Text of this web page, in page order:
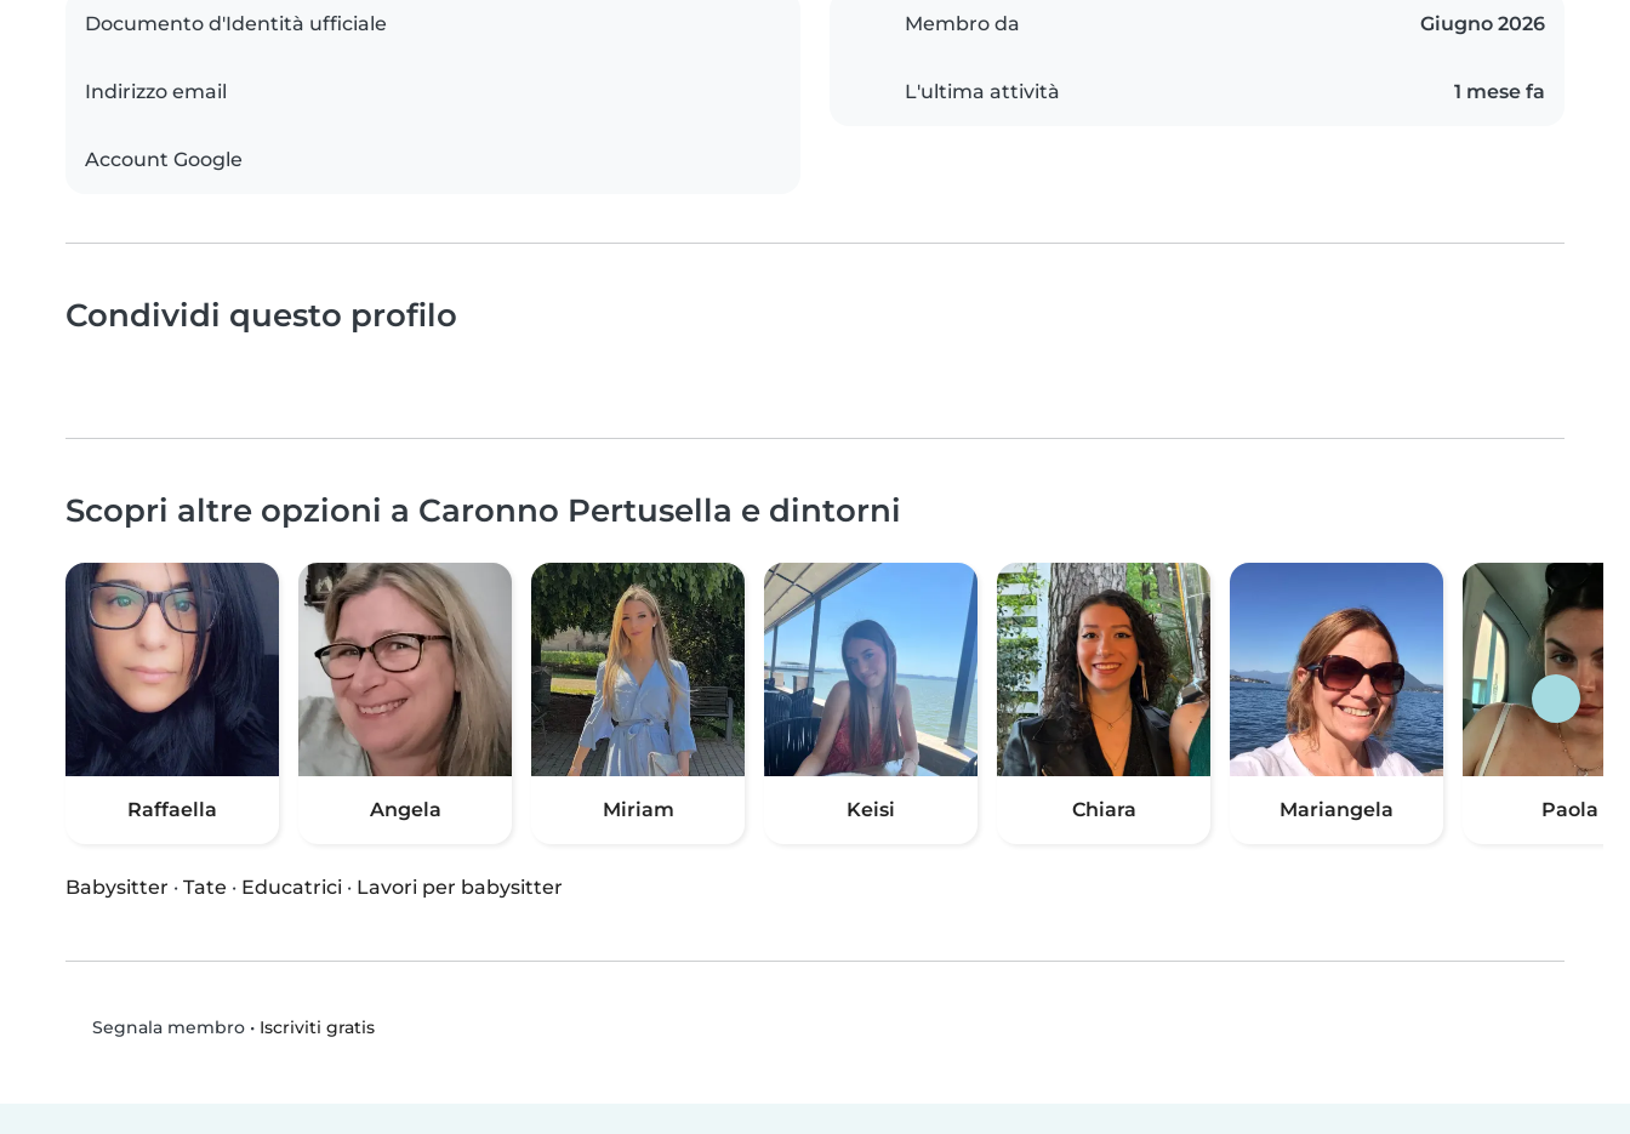
Documento d'Identità ufficiale
Indirizzo email
Account Google
Membro da Giugno 2026
L'ultima attività 1 mese fa
Condividi questo profilo
Scopri altre opzioni a Caronno Pertusella e dintorni
Raffaella Angela Miriam Keisi Chiara Mariangela Paola
Babysitter · Tate · Educatrici · Lavori per babysitter
Segnala membro• Iscriviti gratis